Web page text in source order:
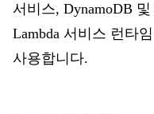
서비스, DynamoDB 및
Lambda 서비스 런타
사용합니다.